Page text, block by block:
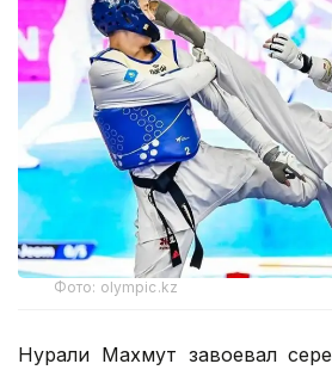
Фото: olympic.kz
Нурали Махмут завоевал